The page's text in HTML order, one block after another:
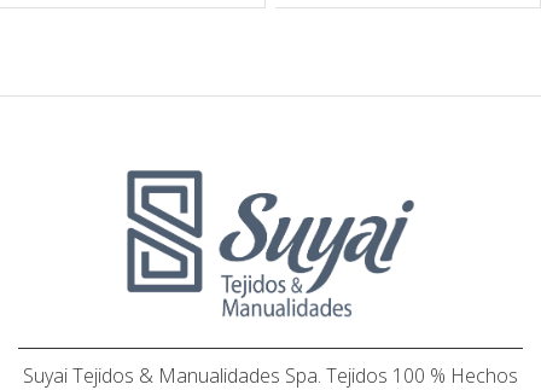
Suyai Tejidos & Manualidades Spa. Tejidos 100 % Hechos